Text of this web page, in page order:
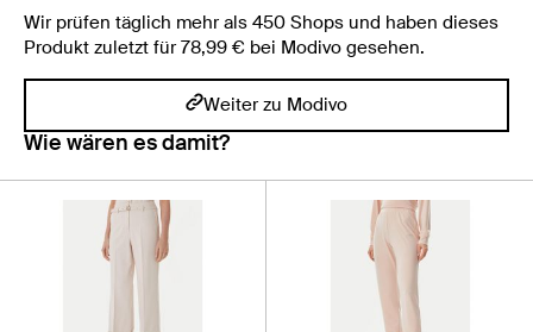
Wir prüfen täglich mehr als 450 Shops und haben dieses
Produkt zuletzt für 78,99 € bei Modivo gesehen.
Weiter zu Modivo
Wie wären es damit?